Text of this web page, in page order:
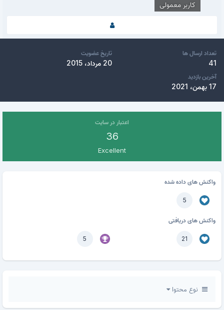
کاربر معمولی
تعداد ارسال ها
41
تاریخ عضویت
20 مرداد، 2015
آخرین بازدید
17 بهمن، 2021
اعتبار در سایت
36
Excellent
واکنش های داده شده
5
واکنش های دریافتی
21
5
نوع محتوا